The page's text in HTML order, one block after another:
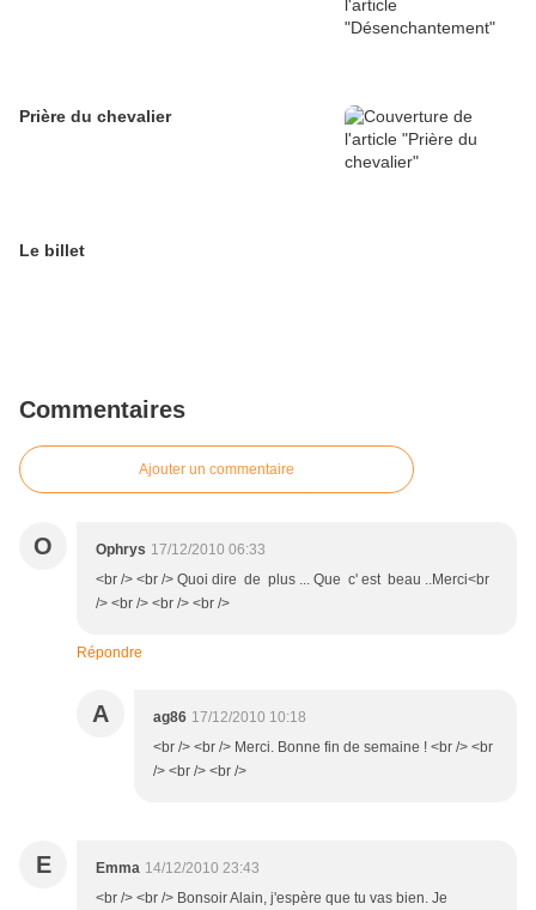
Prière du chevalier
Le billet
Commentaires
Ajouter un commentaire
O Ophrys 17/12/2010 06:33
<br /> <br /> Quoi dire de plus ... Que c' est beau ..Merci<br
/> <br /> <br /> <br />
Répondre
A ag86 17/12/2010 10:18
<br /> <br /> Merci. Bonne fin de semaine ! <br /> <br
/> <br /> <br />
E Emma 14/12/2010 23:43
<br /> <br /> Bonsoir Alain, j'espère que tu vas bien. Je